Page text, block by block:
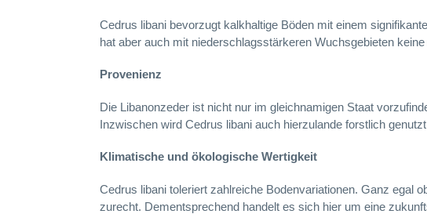
Cedrus libani bevorzugt kalkhaltige Böden mit einem
hat aber auch mit niederschlagsstärkeren Wuchsgebieten
Provenienz
Die Libanonzeder ist nicht nur im gleichnamigen Staat
Inzwischen wird Cedrus libani auch hierzulande forstlich
Klimatische und ökologische Wertigkeit
Cedrus libani toleriert zahlreiche Bodenvariationen. Ganz egal
zurecht. Dementsprechend handelt es sich hier um eine